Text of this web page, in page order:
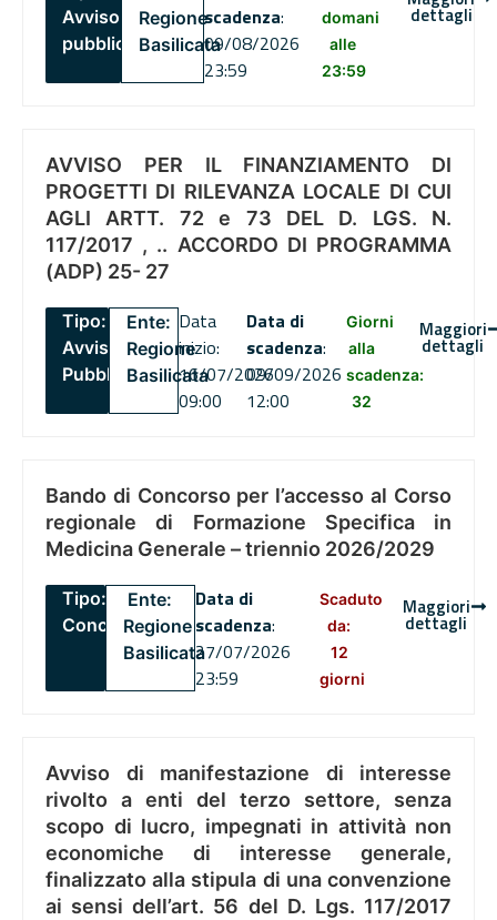
Avviso
pubblico
Regione
Basilicata
scadenza:
09/08/2026
23:59
domani
alle
23:59
dettagli
AVVISO PER IL FINANZIAMENTO DI
PROGETTI DI RILEVANZA LOCALE DI CUI
AGLI ARTT. 72 e 73 DEL D. LGS. N.
117/2017 , .. ACCORDO DI PROGRAMMA
(ADP) 25- 27
Tipo:
Avviso
Pubblico
Ente:
Regione
Basilicata
Data
inizio:
16/07/2026
09:00
Data di
scadenza:
09/09/2026
12:00
Giorni
alla
scadenza:
32
Maggiori
dettagli
Bando di Concorso per l’accesso al Corso
regionale di Formazione Specifica in
Medicina Generale – triennio 2026/2029
Tipo:
Concorsi
Ente:
Regione
Basilicata
Data di
scadenza:
27/07/2026
23:59
Scaduto
da:
12
giorni
Maggiori
dettagli
Avviso di manifestazione di interesse
rivolto a enti del terzo settore, senza
scopo di lucro, impegnati in attività non
economiche di interesse generale,
finalizzato alla stipula di una convenzione
ai sensi dell’art. 56 del D. Lgs. 117/2017